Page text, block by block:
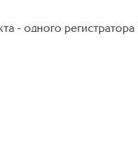
- одного регистратора